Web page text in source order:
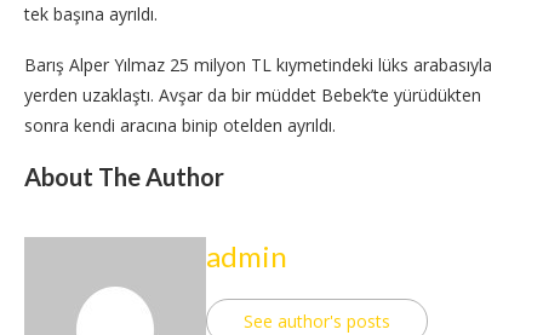
tek başına ayrıldı.
Barış Alper Yılmaz 25 milyon TL kıymetindeki lüks arabasıyla
yerden uzaklaştı. Avşar da bir müddet Bebek’te yürüdükten
sonra kendi aracına binip otelden ayrıldı.
About The Author
admin
See author's posts